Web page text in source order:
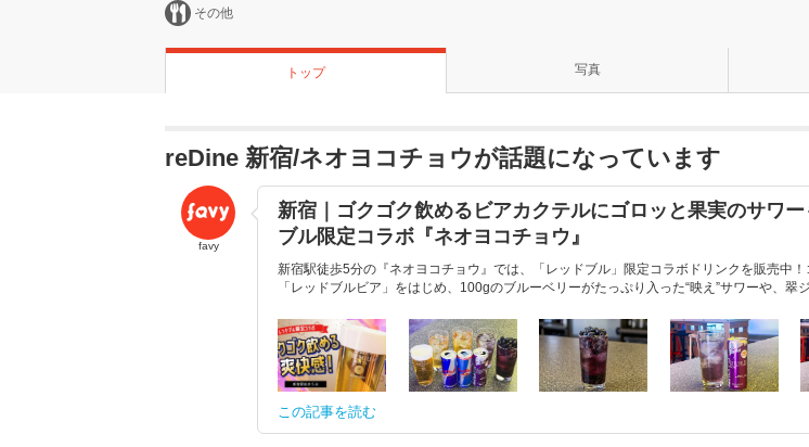
その他
トップ 写真
reDine 新宿/ネオヨコチョウが話題になっています
favy
新宿｜ゴクゴク飲めるビアカクテルにゴロッと果実のサワ
ブル限定コラボ『ネオヨコチョウ』
新宿駅徒歩5分の『ネオヨコチョウ』では、「レッドブル」限定コラボドリンクを販売中！
「レッドブルビア」をはじめ、100gのブルーベリーがたっぷり入った“映え”サワーや、翠ジ
この記事を読む